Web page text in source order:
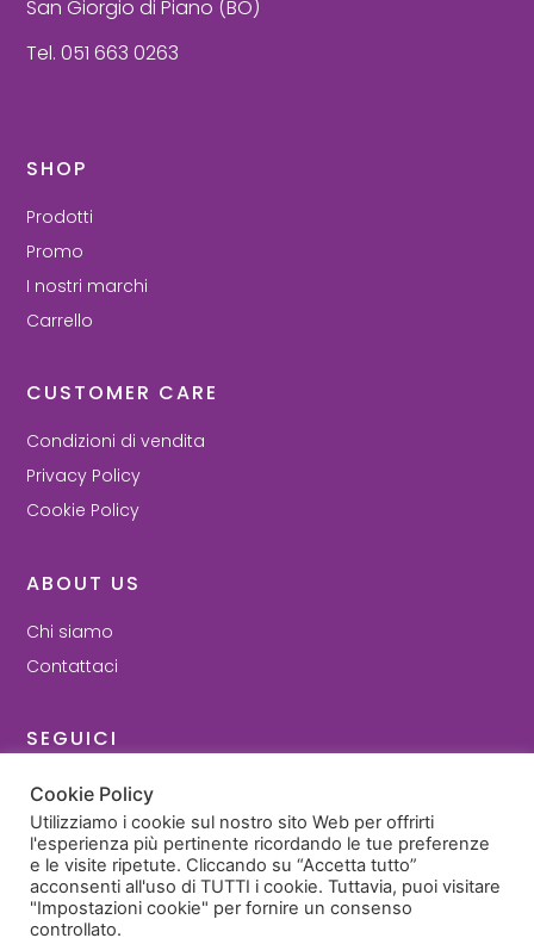
San Giorgio di Piano (BO)
Tel. 051 663 0263
SHOP
Prodotti
Promo
I nostri marchi
Carrello
CUSTOMER CARE
Condizioni di vendita
Privacy Policy
Cookie Policy
ABOUT US
Chi siamo
Contattaci
SEGUICI
Facebook
Instagram
© 2022 - Cartilly di Ilenia Guidi - P. Iva 03693371209
Cookie Policy
Utilizziamo i cookie sul nostro sito Web per offrirti
l'esperienza più pertinente ricordando le tue preferenze
e le visite ripetute. Cliccando su “Accetta tutto”
acconsenti all'uso di TUTTI i cookie. Tuttavia, puoi visitare
"Impostazioni cookie" per fornire un consenso
controllato.